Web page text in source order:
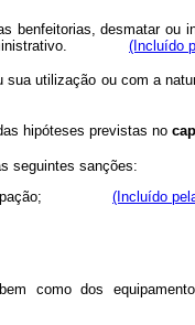
desmatar
administrativo. (Incluído
utilização ou com a
hipóteses previstas no
com as seguintes
de ocupação; (Incluído
como dos